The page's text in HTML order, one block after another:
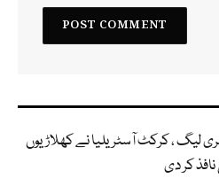
لیگ ، کرکٹ آسٹریلیا نے کھلاڑیوں
کر دی